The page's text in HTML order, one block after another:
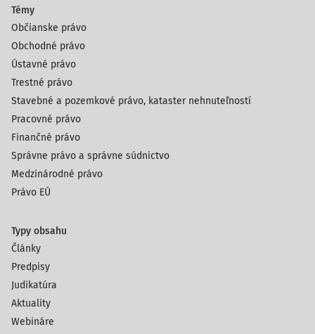
Témy
Občianske právo
Obchodné právo
Ústavné právo
Trestné právo
Stavebné a pozemkové právo, kataster nehnuteľností
Pracovné právo
Finančné právo
Správne právo a správne súdnictvo
Medzinárodné právo
Právo EÚ
Typy obsahu
Články
Predpisy
Judikatúra
Aktuality
Webináre